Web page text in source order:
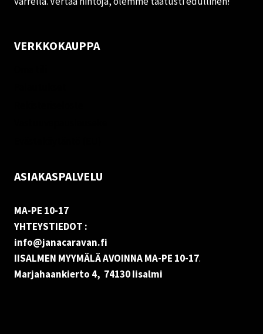
VERKKOKAUPPA
ASIAKASPALVELU
MA-PE 10-17
YHTEYSTIEDOT :
info@janacaravan.fi
IISALMEN MYYMÄLÄ AVOINNA MA-PE 10-17.
Marjahaankierto 4, 74130 Iisalmi